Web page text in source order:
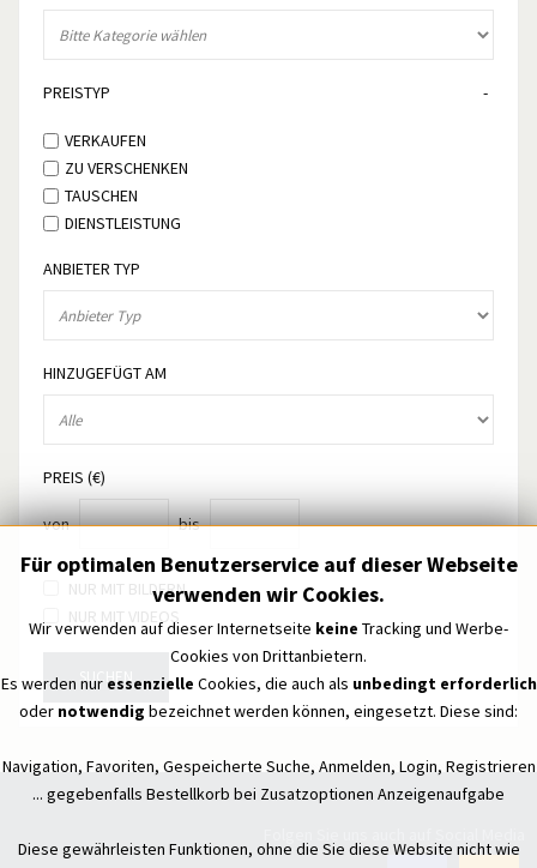
PREISTYP
VERKAUFEN
ZU VERSCHENKEN
TAUSCHEN
DIENSTLEISTUNG
ANBIETER TYP
HINZUGEFÜGT AM
PREIS (€)
von bis
NUR MIT BILDERN
NUR MIT VIDEOS
SUCHEN
Für optimalen Benutzerservice auf dieser Webseite
verwenden wir Cookies.
Wir verwenden auf dieser Internetseite keine Tracking und Werbe-
Cookies von Drittanbietern.
Es werden nur essenzielle Cookies, die auch als unbedingt erforderlich
oder notwendig bezeichnet werden können, eingesetzt. Diese sind:
Navigation, Favoriten, Gespeicherte Suche, Anmelden, Login, Registrieren
... gegebenfalls Bestellkorb bei Zusatzoptionen Anzeigenaufgabe
Diese gewährleisten Funktionen, ohne die Sie diese Website nicht wie